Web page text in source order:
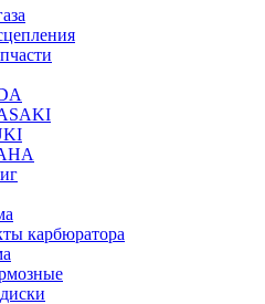
карбюратора